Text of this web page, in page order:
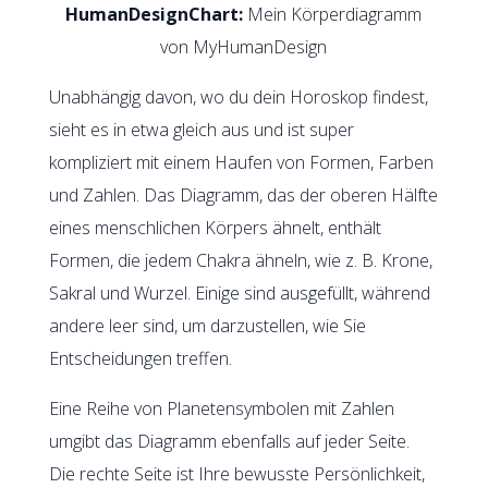
HumanDesignChart: Mein Körperdiagramm
von MyHumanDesign
Unabhängig davon, wo du dein Horoskop findest,
sieht es in etwa gleich aus und ist super
kompliziert mit einem Haufen von Formen, Farben
und Zahlen. Das Diagramm, das der oberen Hälfte
eines menschlichen Körpers ähnelt, enthält
Formen, die jedem Chakra ähneln, wie z. B. Krone,
Sakral und Wurzel. Einige sind ausgefüllt, während
andere leer sind, um darzustellen, wie Sie
Entscheidungen treffen.
Eine Reihe von Planetensymbolen mit Zahlen
umgibt das Diagramm ebenfalls auf jeder Seite.
Die rechte Seite ist Ihre bewusste Persönlichkeit,